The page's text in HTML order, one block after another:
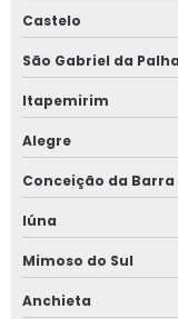
Inspeção em
Inspeção em
Instalação de
Laudo de
Laudo e inspeção nr
Laudo nr 12
Castelo
São Gabriel da Palha
Itapemirim
Alegre
Conceição da Barra
Iúna
Mimoso do Sul
Anchieta